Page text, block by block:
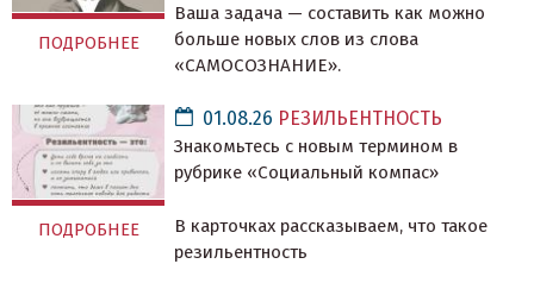
ПОДРОБНЕЕ
Ваша задача — составить как можно
больше новых слов из слова
«САМОСОЗНАНИЕ».
ПОДРОБНЕЕ
01.08.26 РЕЗИЛЬЕНТНОСТЬ
Знакомьтесь с новым термином в
рубрике «Социальный компас»
В карточках рассказываем, что такое
резильентность